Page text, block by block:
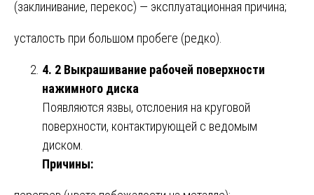
(заклинивание, перекос) — эксплуатационная причина;
усталость при большом пробеге (редко).
4. 2 Выкрашивание рабочей поверхности
нажимного диска
Появляются язвы, отслоения на круговой
поверхности, контактирующей с ведомым
диском.
Причины: